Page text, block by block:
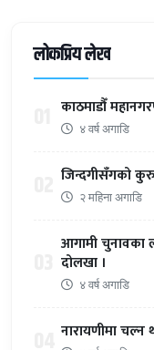
लोकप्रिय लेख
काठमाडौँ
४ वर्ष अगाडि
जिन्दगीसँगको
२ महिना अगाडि
आगामी चुनावका
दोलखा ।
४ वर्ष अगाडि
नारायणीमा चल्न